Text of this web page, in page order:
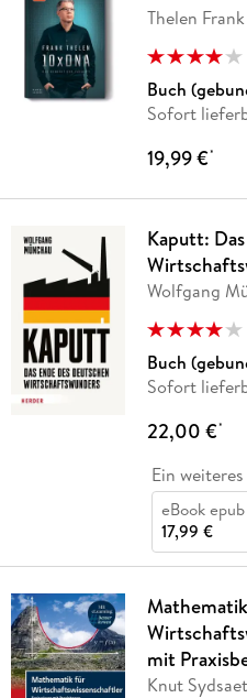
Thelen Frank
Buch
Sofort
19,99 €*
Kaputt:
Wolfgang
Buch
Sofort
22,00 €*
Ein
eBook epub
17,99 €
mit
Knut